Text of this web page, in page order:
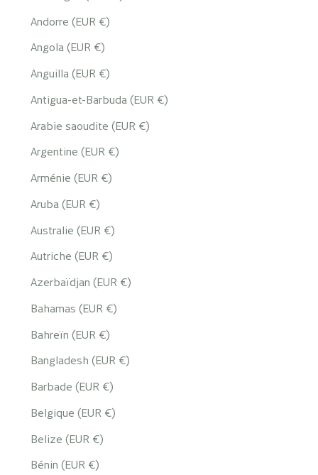
Andorre (EUR €)
Angola (EUR €)
Anguilla (EUR €)
Antigua-et-Barbuda (EUR €)
Arabie saoudite (EUR €)
Argentine (EUR €)
Arménie (EUR €)
Aruba (EUR €)
Australie (EUR €)
Autriche (EUR €)
Azerbaïdjan (EUR €)
Bahamas (EUR €)
Bahreïn (EUR €)
Bangladesh (EUR €)
Barbade (EUR €)
Belgique (EUR €)
Belize (EUR €)
Bénin (EUR €)